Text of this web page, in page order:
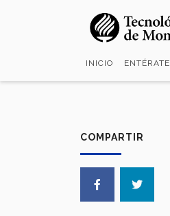
INICIO ENTÉRATE
COMPARTIR